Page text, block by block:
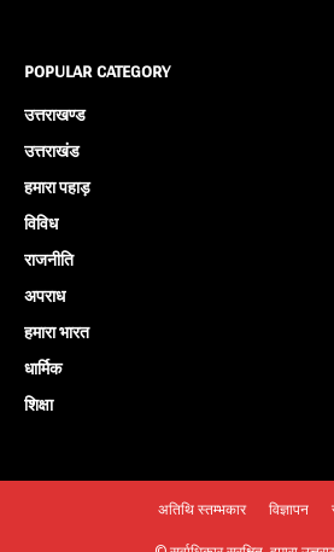
POPULAR CATEGORY
उत्तराखण्ड
उत्तराखंड
हमारा पहाड़
विविध
राजनीति
अपराध
हमारा भारत
धार्मिक
शिक्षा
अतिथि स्तम्भकार विज्ञापन